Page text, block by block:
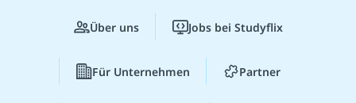
Über uns Jobs bei Studyflix
Für Unternehmen Partner